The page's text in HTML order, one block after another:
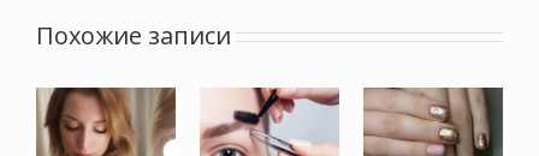
Похожие записи